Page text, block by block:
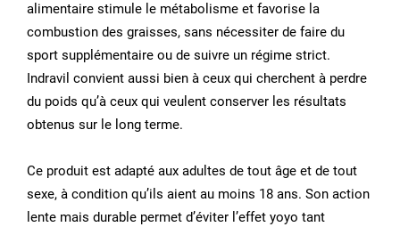
alimentaire stimule le métabolisme et favorise la
combustion des graisses, sans nécessiter de faire du
sport supplémentaire ou de suivre un régime strict.
Indravil convient aussi bien à ceux qui cherchent à perdre
du poids qu’à ceux qui veulent conserver les résultats
obtenus sur le long terme.
Ce produit est adapté aux adultes de tout âge et de tout
sexe, à condition qu’ils aient au moins 18 ans. Son action
lente mais durable permet d’éviter l’effet yoyo tant